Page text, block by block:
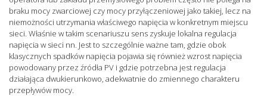
braku mocy zwarciowej czy mocy przyłączeniowej jako takiej, lecz na
niemożności utrzymania właściwego napięcia w konkretnym miejscu
sieci. Właśnie w takim scenariuszu sens zyskuje lokalna regulacja
napięcia w sieci nn. Jest to szczególnie ważne tam, gdzie obok
klasycznych spadków napięcia pojawia się również wzrost napięcia
powodowany przez źródła PV i gdzie potrzebna jest regulacja
działająca dwukierunkowo, adekwatnie do zmiennego charakteru
przepływów mocy.